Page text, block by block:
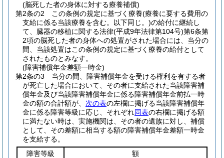
(脳死した者の身体に対する療養補償)
第2条の2
この条例の規定に基づく療養(療養に要する費用の
支給に係る当該療養を含む。以下同じ。)の給付に継続し
て、臓器の移植に関する法律(平成9年法律第104号)第6条第
2項の脳死した者の身体への処置がされた場合には、当分の
間、当該処置はこの条例の規定に基づく療養の給付として
されたものとみなす。
(障害補償年金差額一時金)
第2条の3
当分の間、障害補償年金を受ける権利を有する者
が死亡した場合において、その者に支給された当該障害補
償年金及び当該障害補償年金に係る障害補償年金前払一時
金の額の合計額が、 次の表の左欄に掲げる当該障害補償年
金に係る障害等級に応じ、それぞれ同表の右欄に掲げる額
に満たない時は、実施機関は、その者の遺族に対し、補償
として、その差額に相当する額の障害補償年金差額一時金
を支給する。
障害等級
額